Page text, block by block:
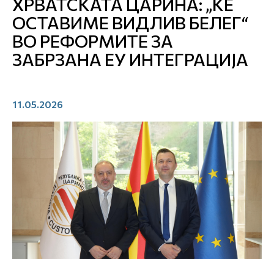
Бизнис заедница
Е-Царина
Open
Контакт
ХРВАТСКАТА ЦАРИНА: „ЌЕ
ОСТАВИМЕ ВИДЛИВ БЕЛЕГ“
ВО РЕФОРМИТЕ ЗА
ЗАБРЗАНА ЕУ ИНТЕГРАЦИЈА
11.05.2026